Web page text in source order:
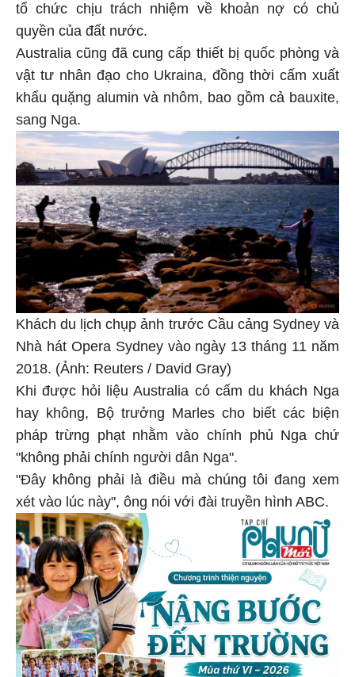
tổ chức chịu trách nhiệm về khoản nợ có chủ
quyền của đất nước.
Australia cũng đã cung cấp thiết bị quốc phòng và
vật tư nhân đạo cho Ukraina, đồng thời cấm xuất
khẩu quặng alumin và nhôm, bao gồm cả bauxite,
sang Nga.
Khách du lịch chụp ảnh trước Cầu cảng Sydney và
Nhà hát Opera Sydney vào ngày 13 tháng 11 năm
2018. (Ảnh: Reuters / David Gray)
Khi được hỏi liệu Australia có cấm du khách Nga
hay không, Bộ trưởng Marles cho biết các biện
pháp trừng phạt nhằm vào chính phủ Nga chứ
"không phải chính người dân Nga".
"Đây không phải là điều mà chúng tôi đang xem
xét vào lúc này", ông nói với đài truyền hình ABC.